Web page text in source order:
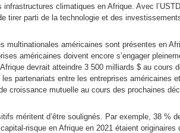
infrastructures climatiques en Afrique. Avec
tirer parti de la technologie et des
multinationales américaines sont présentes en
américaines doivent encore s’engager
devrait atteindre 3 500 milliards $ au cours
partenariats entre les entreprises américaines
croissance mutuelle au cours des prochaines
méritent d’être soulignés. Par exemple, 38 %
risque en Afrique en 2021 étaient